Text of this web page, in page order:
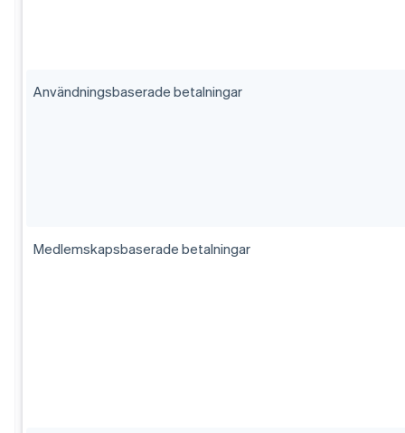
Användningsbaserade betalningar
Medlemskapsbaserade betalningar